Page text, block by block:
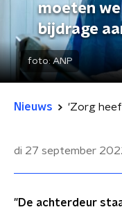
moeten
bijdrage
foto: ANP
Nieuws
di 27 september
"De achterdeur